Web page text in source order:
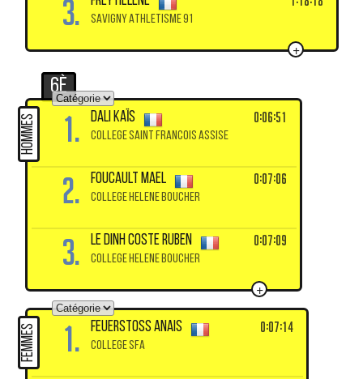
3. SAVIGNY ATHLETISME 91
+
6è
HOMMES 1. DALI Kaïs
COLLEGE SAINT FRANCOIS ASSISE
0:06:51
2. FOUCAULT Mael
COLLEGE HELENE BOUCHER
0:07:06
3. LE DINH COSTE Ruben
COLLEGE HELENE BOUCHER
0:07:09
+
FEMMES 1. FEUERSTOSS Anais
COLLEGE SFA
0:07:14